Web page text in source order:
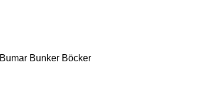
Bumar Bunker Böcker